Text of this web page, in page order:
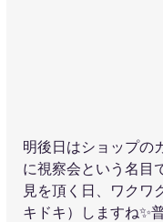
明後日はショップの
に視察会という名目
見を頂く日、ワクワ
キドキ）しますね✨